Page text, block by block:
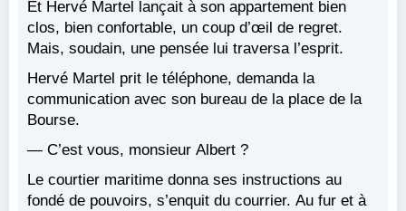
Et Hervé Martel lançait à son appartement bien
clos, bien confortable, un coup d’œil de regret.
Mais, soudain, une pensée lui traversa l’esprit.
Hervé Martel prit le téléphone, demanda la
communication avec son bureau de la place de la
Bourse.
— C’est vous, monsieur Albert ?
Le courtier maritime donna ses instructions au
fondé de pouvoirs, s’enquit du courrier. Au fur et à